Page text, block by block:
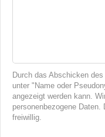
Durch das Abschicken
unter "Name oder
angezeigt werden kann.
personenbezogene
freiwillig.